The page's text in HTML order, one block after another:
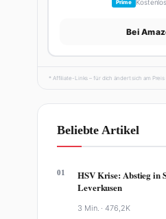
Prime
Bei
* Affiliate-Links – für dich ändert sich am Preis
Beliebte Artikel
01
HSV Krise: Abstieg in
Leverkusen
3 Min. ·476,2K